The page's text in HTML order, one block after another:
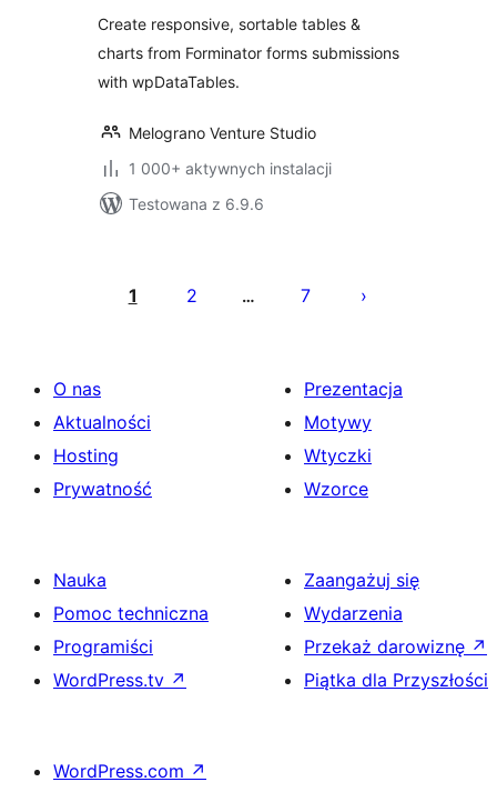
Create responsive, sortable tables &
charts from Forminator forms submissions
with wpDataTables.
Melograno Venture Studio
1 000+ aktywnych instalacji
Testowana z 6.9.6
wpisów
1 2 … 7
O nas
Aktualności
Hosting
Prywatność
Prezentacja
Motywy
Wtyczki
Wzorce
Nauka
Pomoc techniczna
Programiści
WordPress.tv ↗
Zaangażuj się
Wydarzenia
Przekaż darowiznę ↗
Piątka dla Przyszłości
WordPress.com ↗